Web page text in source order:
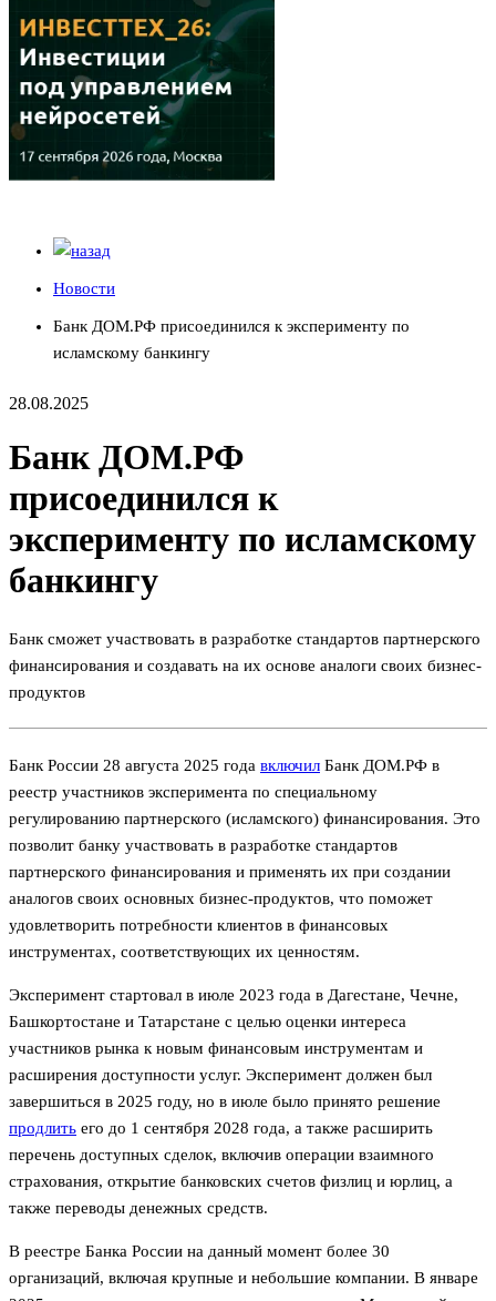
Новости
Банк ДОМ.РФ присоединился к эксперименту по
исламскому банкингу
28.08.2025
Банк ДОМ.РФ
присоединился к
эксперименту по исламскому
банкингу
Банк сможет участвовать в разработке стандартов партнерского
финансирования и создавать на их основе аналоги своих бизнес-
продуктов
Банк России 28 августа 2025 года включил Банк ДОМ.РФ в
реестр участников эксперимента по специальному
регулированию партнерского (исламского) финансирования. Это
позволит банку участвовать в разработке стандартов
партнерского финансирования и применять их при создании
аналогов своих основных бизнес-продуктов, что поможет
удовлетворить потребности клиентов в финансовых
инструментах, соответствующих их ценностям.
Эксперимент стартовал в июле 2023 года в Дагестане, Чечне,
Башкортостане и Татарстане с целью оценки интереса
участников рынка к новым финансовым инструментам и
расширения доступности услуг. Эксперимент должен был
завершиться в 2025 году, но в июле было принято решение
продлить его до 1 сентября 2028 года, а также расширить
перечень доступных сделок, включив операции взаимного
страхования, открытие банковских счетов физлиц и юрлиц, а
также переводы денежных средств.
В реестре Банка России на данный момент более 30
организаций, включая крупные и небольшие компании. В январе